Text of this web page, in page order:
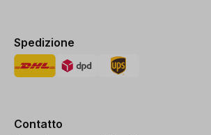
Spedizione
Contatto